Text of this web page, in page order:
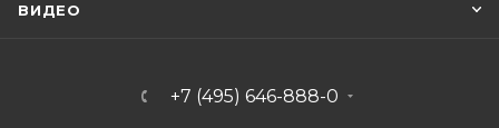
ВИДЕО
+7 (495) 646-888-0